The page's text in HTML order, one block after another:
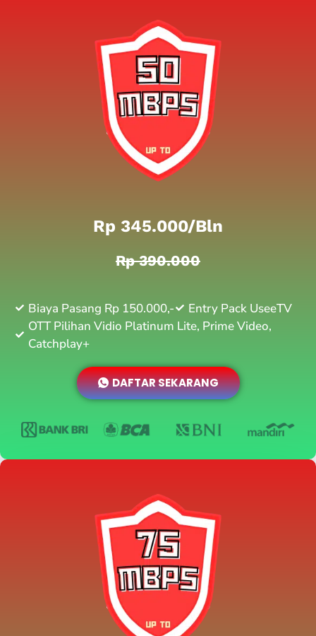
Rp 345.000/bln
Rp 390.000
Biaya Pasang Rp 150.000,-
Entry Pack UseeTV
OTT Pilihan Vidio Platinum Lite, Prime Video,
Catchplay+
DAFTAR SEKARANG